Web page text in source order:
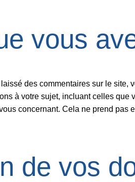
vous
des commentaires sur le
à votre sujet, incluant celles
concernant. Cela ne prend
de vos